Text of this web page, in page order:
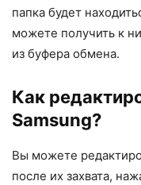
папка будет
можете получить к
из буфера обмена.
Как
Samsung?
Вы можете
после их захвата,